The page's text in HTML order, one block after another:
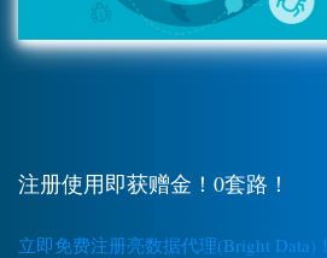
注册使用即获赠金！0套路！
立即免费注册亮数据代理(Bright Data)！